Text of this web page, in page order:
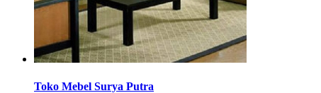
Toko Mebel Surya Putra